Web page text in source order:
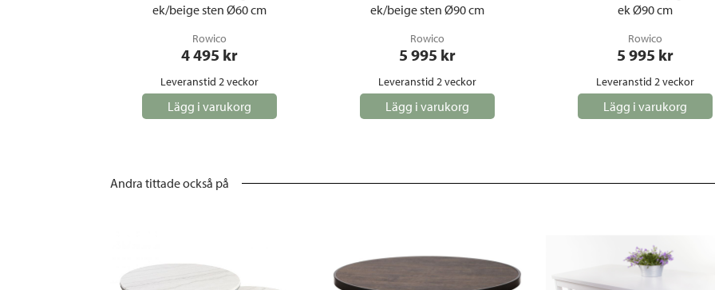
ek/beige sten Ø60 cm
Rowico
4 495 kr
Leveranstid 2 veckor
Lägg i varukorg
ek/beige sten Ø90 cm
Rowico
5 995 kr
Leveranstid 2 veckor
Lägg i varukorg
ek Ø90 cm
Rowico
5 995 kr
Leveranstid 2 veckor
Lägg i varukorg
Andra tittade också på